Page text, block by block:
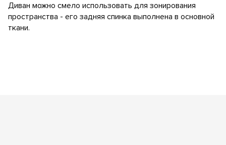
Диван можно смело использовать для зонирования
пространства - его задняя спинка выполнена в основной
ткани.